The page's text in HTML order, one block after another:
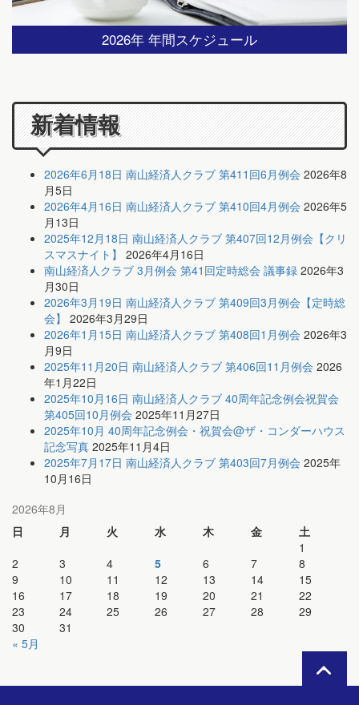
2026年 年間スケジュール
新着情報
2026年6月18日 南山経済人クラブ 第411回6月例会 2026年8
月5日
2026年4月16日 南山経済人クラブ 第410回4月例会 2026年5
月13日
2025年12月18日 南山経済人クラブ 第407回12月例会【クリ
スマスナイト】 2026年4月16日
南山経済人クラブ 3月例会 第41回定時総会 議事録 2026年3
月30日
2026年3月19日 南山経済人クラブ 第409回3月例会【定時総
会】 2026年3月29日
2026年1月15日 南山経済人クラブ 第408回1月例会 2026年3
月9日
2025年11月20日 南山経済人クラブ 第406回11月例会 2026
年1月22日
2025年10月16日 南山経済人クラブ 40周年記念例会祝賀会
第405回10月例会 2025年11月27日
2025年10月 40周年記念例会・祝賀会@ザ・コンダーハウス
記念写真 2025年11月4日
2025年7月17日 南山経済人クラブ 第403回7月例会 2025年
10月16日
2026年8月
日
月 火 水 木 金
土
1
2
3 4 5 6 7
8
9
10 11 12 13 14
15
16
17 18 19 20 21
22
23
24 25 26 27 28
29
30
31
« 5月